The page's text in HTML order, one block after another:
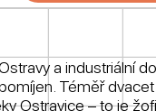
a industriální
Téměř
Ostravice – to je